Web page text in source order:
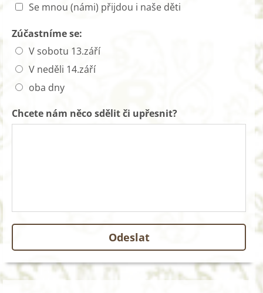
Se mnou (námi) přijdou i naše děti
Zúčastníme se:
V sobotu 13.září
V neděli 14.září
oba dny
Chcete nám něco sdělit či upřesnit?